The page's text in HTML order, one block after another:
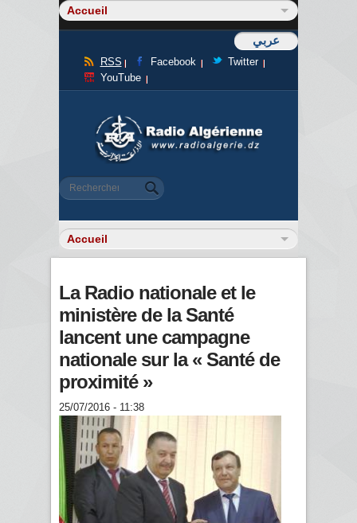
عربي
RSS Facebook
Twitter
YouTube
Formulaire de recherche
Rechercher
La Radio nationale et le
ministère de la Santé
lancent une campagne
nationale sur la « Santé de
proximité »
25/07/2016 - 11:38